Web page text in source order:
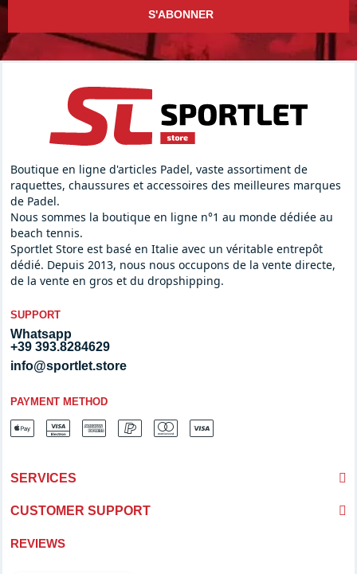
S'ABONNER
Boutique en ligne d'articles Padel, vaste assortiment de
raquettes, chaussures et accessoires des meilleures marques
de Padel.
Nous sommes la boutique en ligne n°1 au monde dédiée au
beach tennis.
Sportlet Store est basé en Italie avec un véritable entrepôt
dédié. Depuis 2013, nous nous occupons de la vente directe,
de la vente en gros et du dropshipping.
SUPPORT
Whatsapp
+39 393.8284629
info@sportlet.store
PAYMENT METHOD
SERVICES
CUSTOMER SUPPORT
REVIEWS